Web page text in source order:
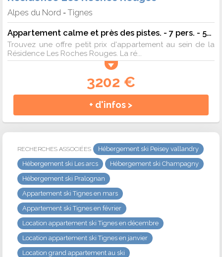
Alpes du Nord -Tignes
Appartement calme et près des pistes. - 7 pers. - 50m2 - TV
Trouvez une offre petit prix d'appartement au sein de la
Résidence Les Roches Rouges. La ré...
3202 €
+ d'infos >
RECHERCHES ASSOCIÉES
Hébergement ski Peisey vallandry
Hébergement ski Les arcs
Hébergement ski Champagny
Hébergement ski Pralognan
Appartement ski Tignes en mars
Appartement ski Tignes en février
Location appartement ski Tignes en décembre
Location appartement ski Tignes en janvier
Location grand appartement au ski